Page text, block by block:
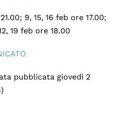
9, 15, 16 feb ore 17.00;
19 feb ore 18.00
pubblicata giovedì 2